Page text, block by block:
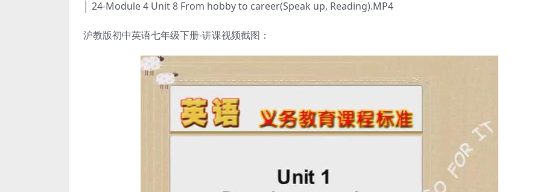
│ 24-Module 4 Unit 8 From hobby to career(Speak up, Reading).MP4
沪教版初中英语七年级下册-讲课视频截图：